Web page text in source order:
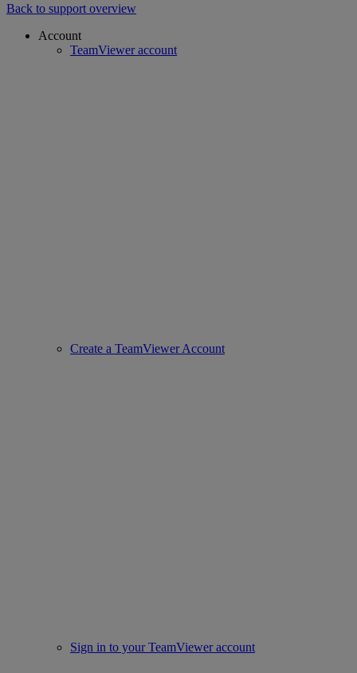
Back to support overview
Account
TeamViewer account
Create a TeamViewer Account
Sign in to your TeamViewer account